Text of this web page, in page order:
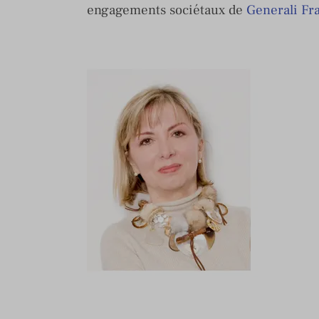
engagements sociétaux de Generali